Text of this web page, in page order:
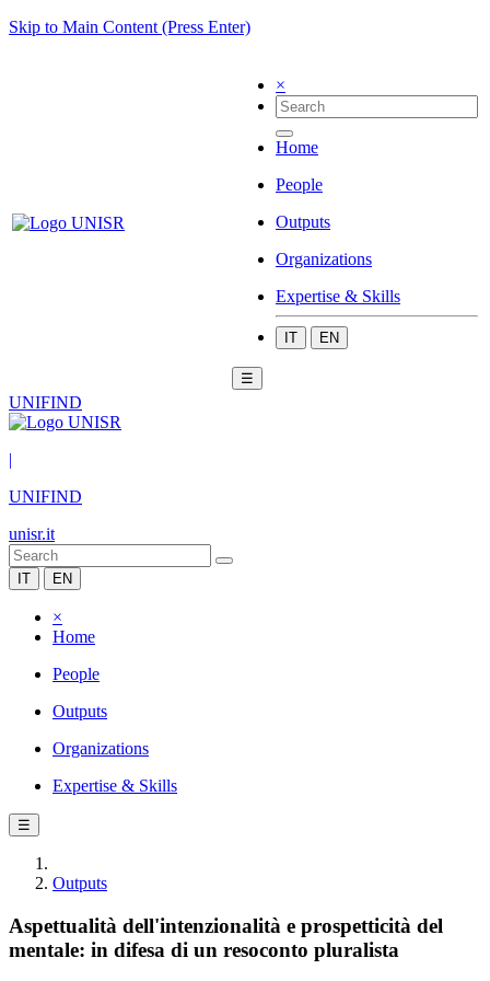
Skip to Main Content (Press Enter)
×
Home
People
Outputs
Organizations
Expertise & Skills
IT EN
☰
UNIFIND
|
UNIFIND
unisr.it
IT EN
×
Home
People
Outputs
Organizations
Expertise & Skills
☰
Outputs
Aspettualità dell'intenzionalità e prospetticità del
mentale: in difesa di un resoconto pluralista